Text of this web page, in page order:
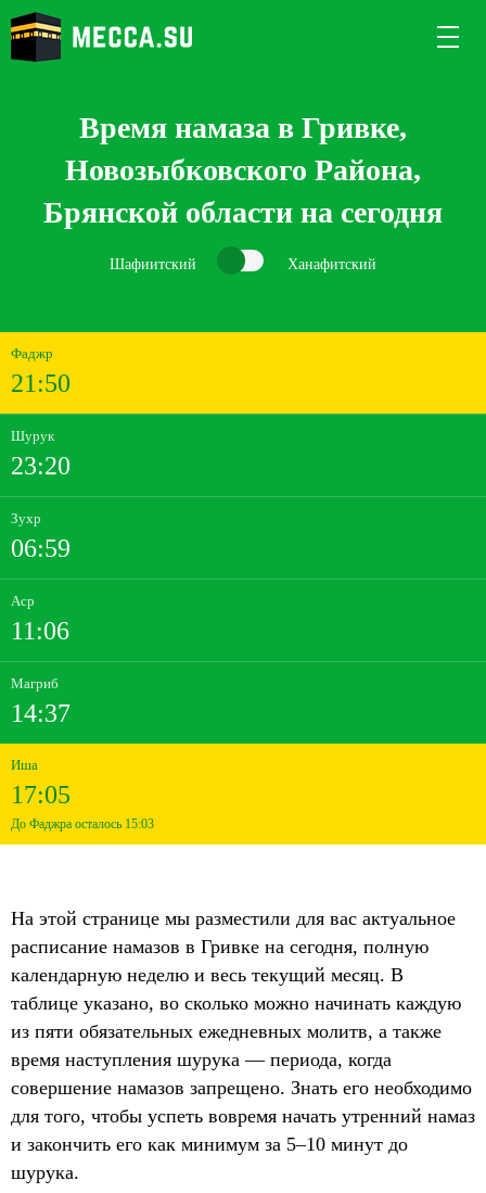
Время намаза в Гривке,
Новозыбковского Района,
Брянской области на сегодня
Шафиитский Ханафитский
Фаджр
21:50
Шурук
23:20
Зухр
06:59
Аср
11:06
Магриб
14:37
Иша
17:05
До Фаджра осталось 15:03
На этой странице мы разместили для вас актуальное
расписание намазов в Гривке на сегодня, полную
календарную неделю и весь текущий месяц. В
таблице указано, во сколько можно начинать каждую
из пяти обязательных ежедневных молитв, а также
время наступления шурука — периода, когда
совершение намазов запрещено. Знать его необходимо
для того, чтобы успеть вовремя начать утренний намаз
и закончить его как минимум за 5–10 минут до
шурука.